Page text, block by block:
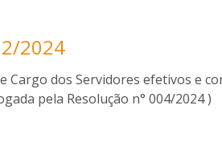
2024
Cargo dos Servidores efetivos e
pela Resolução n° 004/2024 )